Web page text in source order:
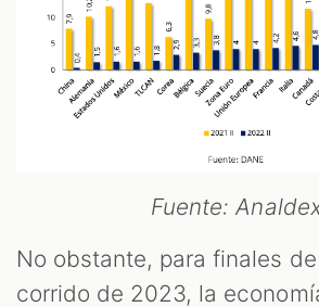
Fuente:
No obstante, para finales
corrido de 2023, la